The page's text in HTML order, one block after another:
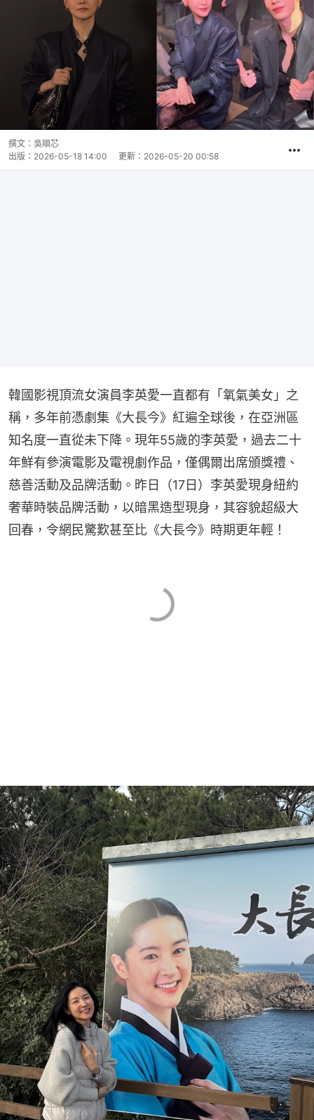
撰文： 吳順芯
出版： 2026-05-18 14:00 更新： 2026-05-20 00:58
韓國影視頂流女演員李英愛一直都有「氧氣美女」之
稱，多年前憑劇集《大長今》紅遍全球後，在亞洲區
知名度一直從未下降。現年55歲的李英愛，過去二十
年鮮有參演電影及電視劇作品，僅偶爾出席頒獎禮、
慈善活動及品牌活動。昨日（17日）李英愛現身紐約
奢華時裝品牌活動，以暗黑造型現身，其容貌超級大
回春，令網民驚歎甚至比《大長今》時期更年輕！